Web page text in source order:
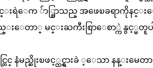
ရဲေက ်ာ္စြာသည္ အဖေၿခရာကိုနင္း
ေတာ္ မင္းႀကီးစြာေစာ္ကဲ နွင့္မတူပ
င္ နံမည္ဆိုးၿဖင့္ထင္ရွားခဲ ့ေသာ နန္းမေတ